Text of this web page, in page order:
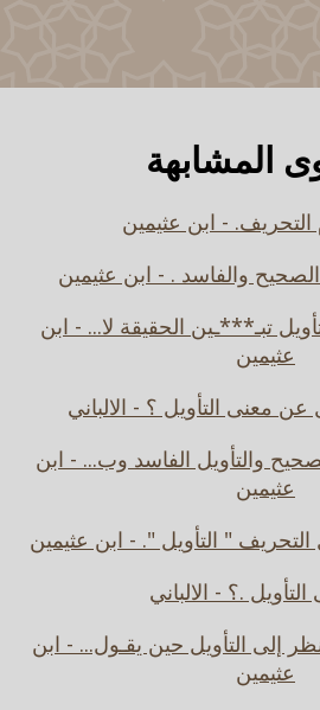
المشابهة
- ابن عثيمين
الصحيح والفاسد . - ابن عثيمين
تبـ***ـين الحقيقة لا... - ابن
عثيمين
معنى التأويل ؟ - الالباني
والتأويل الفاسد وب... - ابن
عثيمين
" التأويل ". - ابن عثيمين
.؟ - الالباني
إلى التأويل حين يقـول... - ابن
عثيمين